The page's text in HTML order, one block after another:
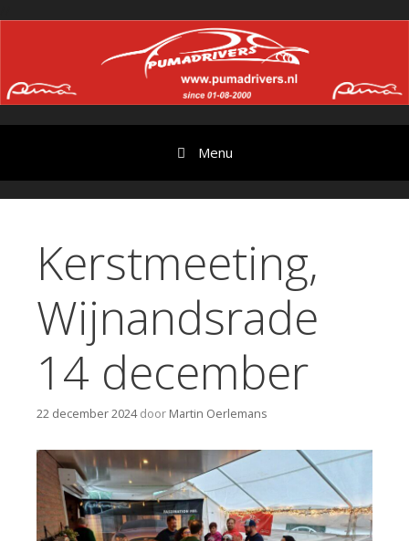
Menu
Kerstmeeting,
Wijnandsrade
14 december
22 december 2024 door Martin Oerlemans